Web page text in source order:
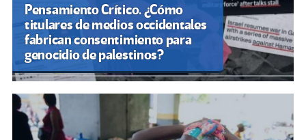
Pensamiento Crítico. ¿Cómo
titulares de medios occidentales
fabrican consentimiento para
genocidio de palestinos?